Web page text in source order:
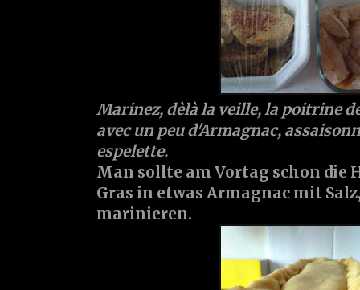
Marinez, dèlà la veille, la poitrine
avec un peu d'Armagnac,
espelette.
Man sollte am Vortag schon die
Gras in etwas Armagnac mit
marinieren.